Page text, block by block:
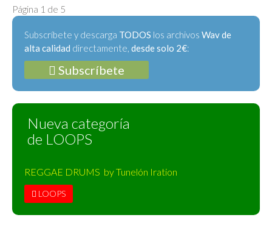
Página 1 de 5
Subscríbete y descarga TODOS los archivos Wav de
alta calidad directamente, desde solo 2€:
Subscríbete
Nueva categoría
de LOOPS
REGGAE DRUMS by Tunelón Iration
LOOPS